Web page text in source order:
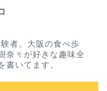
者。大阪の食べ歩
奈々が好きな趣味全
書いてます。